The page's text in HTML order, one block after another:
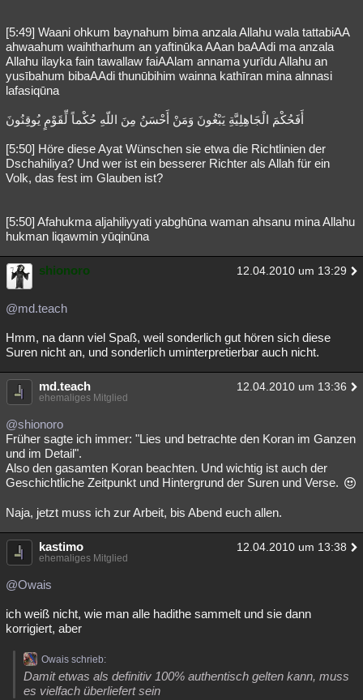
[5:49] Waani ohkum baynahum bima anzala Allahu wala tattabiAA
ahwaahum waihtharhum an yaftinūka AAan baAAdi ma anzala
Allahu ilayka fain tawallaw faiAAlam annama yurīdu Allahu an
yusībahum bibaAAdi thunūbihim wainna kathīran mina alnnasi
lafasiqūna
أَفَحُكْمَ الْجَاهِلِيَّةِ يَبْغُونَ وَمَنْ أَحْسَنُ مِنَ اللّهِ حُكْماً لِّقَوْمٍ يُوقِنُونَ
[5:50] Höre diese Ayat Wünschen sie etwa die Richtlinien der
Dschahiliya? Und wer ist ein besserer Richter als Allah für ein
Volk, das fest im Glauben ist?
[5:50] Afahukma aljahiliyyati yabghūna waman ahsanu mina Allahu
hukman liqawmin yūqinūna
shionoro 12.04.2010 um 13:29
@md.teach
Hmm, na dann viel Spaß, weil sonderlich gut hören sich diese
Suren nicht an, und sonderlich uminterpretierbar auch nicht.
md.teach 12.04.2010 um 13:36
ehemaliges Mitglied
@shionoro
Früher sagte ich immer: "Lies und betrachte den Koran im Ganzen
und im Detail".
Also den gasamten Koran beachten. Und wichtig ist auch der
Geschichtliche Zeitpunkt und Hintergrund der Suren und Verse.
Naja, jetzt muss ich zur Arbeit, bis Abend euch allen.
kastimo 12.04.2010 um 13:38
ehemaliges Mitglied
@Owais
ich weiß nicht, wie man alle hadithe sammelt und sie dann
korrigiert, aber
Owais schrieb:
Damit etwas als definitiv 100% authentisch gelten kann, muss
es vielfach überliefert sein